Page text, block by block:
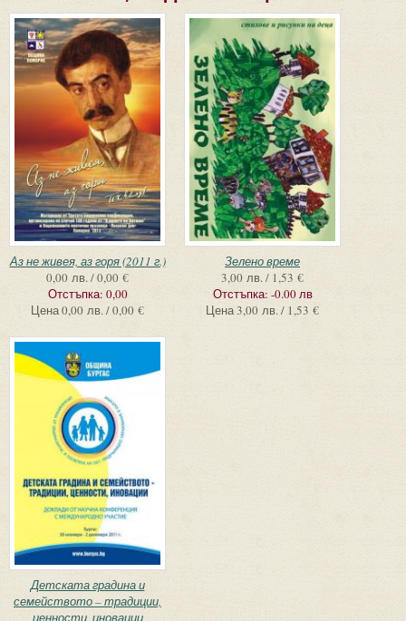
Аз не живея, аз горя (2011 г.)
0,00 лв. / 0,00 €
Отстъпка: 0,00
Цена0,00 лв. / 0,00 €
Зелено време
3,00 лв. / 1,53 €
Отстъпка: -0.00 лв
Цена3,00 лв. / 1,53 €
Детската градина и
семейството – традиции,
ценности, иновации